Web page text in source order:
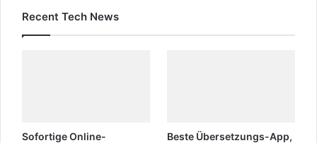
Recent Tech News
Sofortige Online-
Beste Übersetzungs-App,